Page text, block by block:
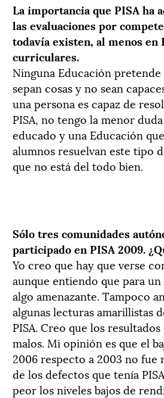
La importancia que PISA ha
las evaluaciones por
todavía existen, al menos en
curriculares.
Ninguna Educación
sepan cosas y no sean
una persona es capaz de
PISA, no tengo la menor
educado y una Educación
alumnos resuelvan este tipo
que no está del todo bien.
Sólo tres comunidades
participado en PISA 2009.
Yo creo que hay que verse
aunque entiendo que para
algo amenazante. Tampoco
algunas lecturas amarillistas
PISA. Creo que los
malos. Mi opinión es que el
2006 respecto a 2003 no fue
de los defectos que tenía
peor los niveles bajos de